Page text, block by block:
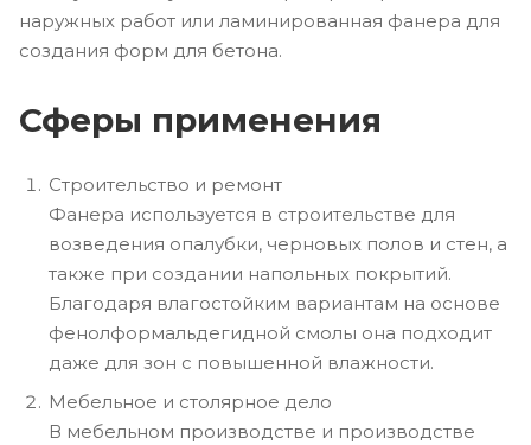
наружных работ или ламинированная фанера для
создания форм для бетона.
Сферы применения
Строительство и ремонт
Фанера используется в строительстве для
возведения опалубки, черновых полов и стен, а
также при создании напольных покрытий.
Благодаря влагостойким вариантам на основе
фенолформальдегидной смолы она подходит
даже для зон с повышенной влажности.
Мебельное и столярное дело
В мебельном производстве и производстве